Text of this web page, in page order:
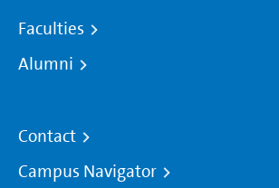
Faculties
Alumni
Contact
Campus Navigator